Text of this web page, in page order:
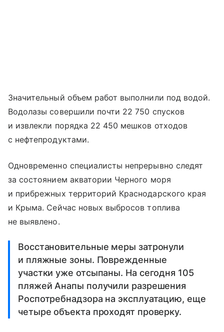
Значительный объем работ выполнили под водой.
Водолазы совершили почти 22 750 спусков
и извлекли порядка 22 450 мешков отходов
с нефтепродуктами.
Одновременно специалисты непрерывно следят
за состоянием акватории Черного моря
и прибрежных территорий Краснодарского края
и Крыма. Сейчас новых выбросов топлива
не выявлено.
Восстановительные меры затронули
и пляжные зоны. Поврежденные
участки уже отсыпаны. На сегодня 105
пляжей Анапы получили разрешения
Роспотребнадзора на эксплуатацию, еще
четыре объекта проходят проверку.